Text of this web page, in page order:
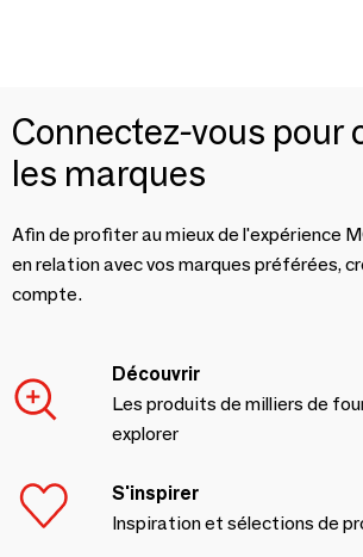
Connectez-vous pour
les marques
Afin de profiter au mieux de l'expérience
en relation avec vos marques préférées,
compte.
Découvrir
Les produits de milliers de
explorer
S'inspirer
Inspiration et sélections de